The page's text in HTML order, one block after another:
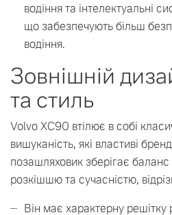
водіння та інтелектуальні
що забезпечують більш
водіння.
Зовнішній
та стиль
Volvo XC90 втілює в собі
вишуканість, які властиві
позашляховик зберігає
розкішшю та сучасністю,
Він має характерну решітку